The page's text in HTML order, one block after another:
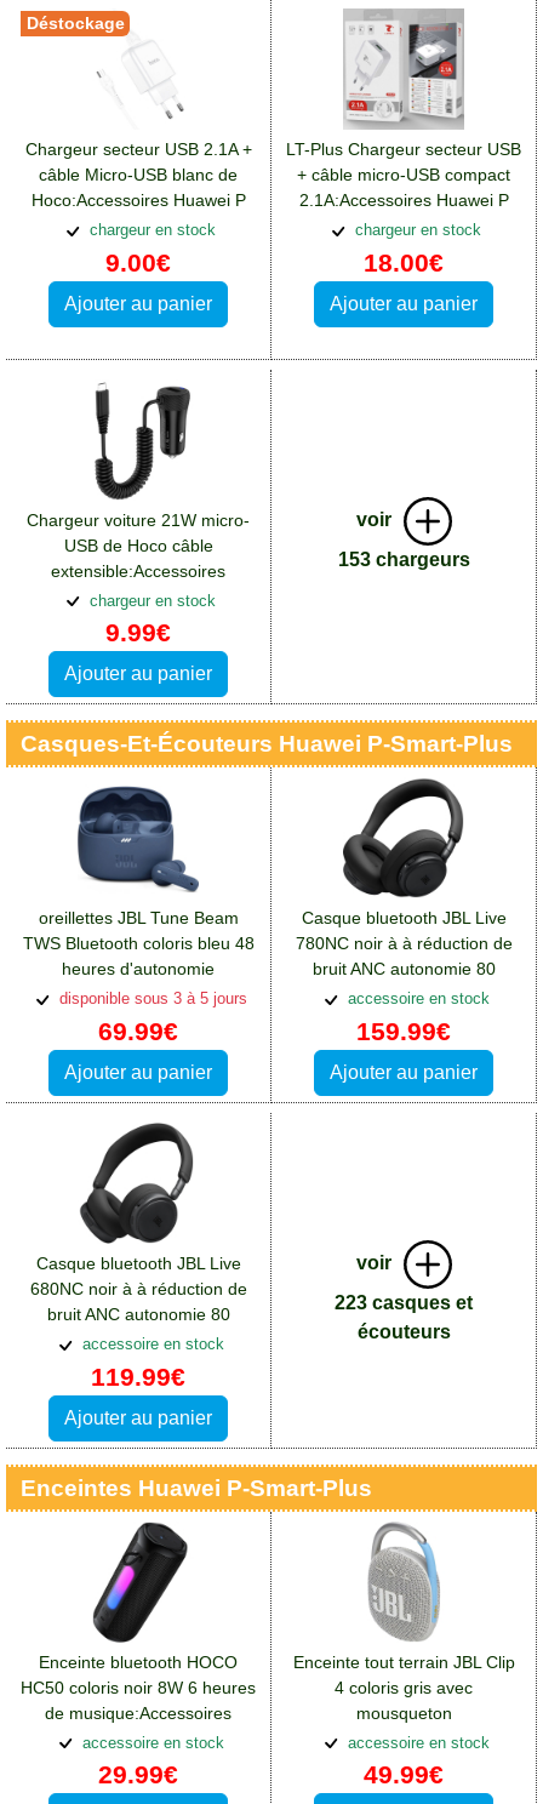
Chargeur secteur USB 2.1A +
câble Micro-USB blanc de
Hoco:Accessoires Huawei P
Smart Plus
chargeur en stock
9.00€
Ajouter au panier
Déstockage
LT-Plus Chargeur secteur USB
+ câble micro-USB compact
2.1A:Accessoires Huawei P
Smart Plus
chargeur en stock
18.00€
Ajouter au panier
Chargeur voiture 21W micro-
USB de Hoco câble
extensible:Accessoires
Huawei P Smart Plus
chargeur en stock
9.99€
Ajouter au panier
voir
153 chargeurs
Casques-Et-Écouteurs Huawei P-Smart-Plus
oreillettes JBL Tune Beam
TWS Bluetooth coloris bleu 48
heures d'autonomie
totale:Accessoires Huawei P
Smart Plus
disponible sous 3 à 5 jours
69.99€
Ajouter au panier
Casque bluetooth JBL Live
780NC noir à à réduction de
bruit ANC autonomie 80
heures
accessoire en stock
159.99€
Ajouter au panier
Casque bluetooth JBL Live
680NC noir à à réduction de
bruit ANC autonomie 80
heures
accessoire en stock
119.99€
Ajouter au panier
voir
223 casques et
écouteurs
Enceintes Huawei P-Smart-Plus
Enceinte bluetooth HOCO
HC50 coloris noir 8W 6 heures
de musique:Accessoires
Huawei P Smart Plus
accessoire en stock
29.99€
Enceinte tout terrain JBL Clip
4 coloris gris avec
mousqueton
métallique:Accessoires
Huawei P Smart Plus
accessoire en stock
49.99€